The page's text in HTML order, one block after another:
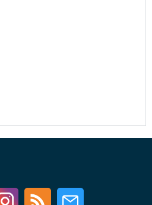
InstagramRSS Newsletter